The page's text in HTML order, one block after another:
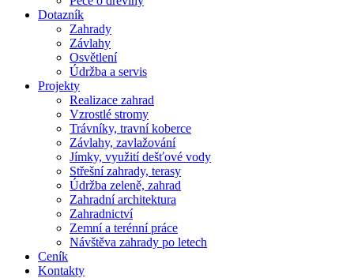
Dotazník
Zahrady
Závlahy
Osvětlení
Údržba a servis
Projekty
Realizace zahrad
Vzrostlé stromy
Trávníky, travní koberce
Závlahy, zavlažování
Jímky, využití dešťové vody
Střešní zahrady, terasy
Údržba zeleně, zahrad
Zahradní architektura
Zahradnictví
Zemní a terénní práce
Návštěva zahrady po letech
Ceník
Kontakty